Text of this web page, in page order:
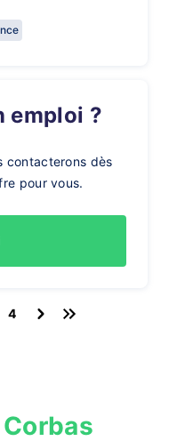
emploi ?
contacterons dès
pour vous.
4
Corbas